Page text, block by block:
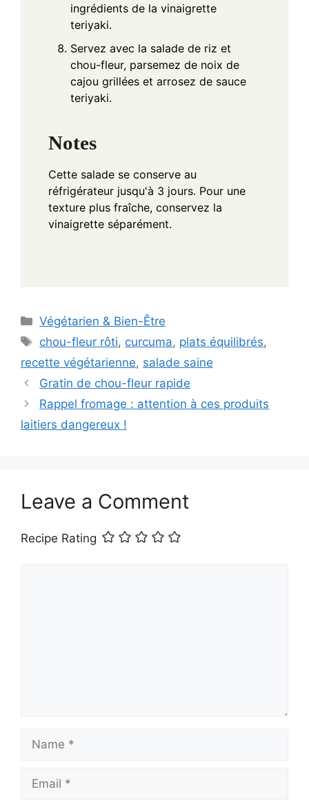
ingrédients de la vinaigrette
teriyaki.
Servez avec la salade de riz et
chou-fleur, parsemez de noix de
cajou grillées et arrosez de sauce
teriyaki.
Notes
Cette salade se conserve au
réfrigérateur jusqu'à 3 jours. Pour une
texture plus fraîche, conservez la
vinaigrette séparément.
Categories
Végétarien & Bien-Être
Tags
chou-fleur rôti, curcuma, plats équilibrés,
recette végétarienne, salade saine
Gratin de chou-fleur rapide
Rappel fromage : attention à ces produits
laitiers dangereux !
Leave a Comment
Recipe Rating